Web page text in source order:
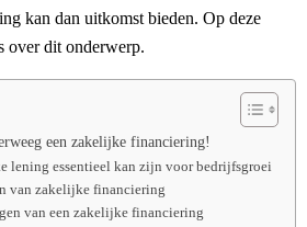
kan dan uitkomst bieden. Op deze
over dit onderwerp.
een zakelijke financiering!
lening essentieel kan zijn voor bedrijfsgroei
van zakelijke financiering
van een zakelijke financiering